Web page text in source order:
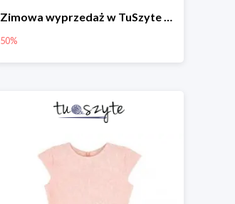
Zimowa wyprzedaż w TuSzyte do -50%
50%